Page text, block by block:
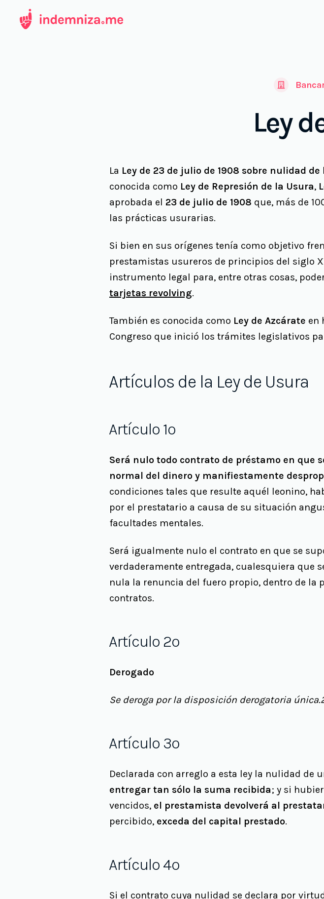
Ley
La Ley de 23 de julio de 1908 sobre nulidad
conocida como Ley de Represión de la Usura,
aprobada el 23 de julio de 1908 que, más de
las prácticas usurarias.
Si bien en sus orígenes tenía como objetivo
prestamistas usureros de principios del siglo
instrumento legal para, entre otras cosas,
tarjetas revolving.
También es conocida como Ley de Azcárate en
Congreso que inició los trámites legislativos
Artículos de la Ley de Usura
Artículo 1º
Será nulo todo contrato de préstamo en
normal del dinero y manifiestamente
condiciones tales que resulte aquél leonino,
por el prestatario a causa de su situación
facultades mentales.
Será igualmente nulo el contrato en que se
verdaderamente entregada, cualesquiera que
nula la renuncia del fuero propio, dentro de la
contratos.
Artículo 2º
Derogado
Se deroga por la disposición derogatoria
Artículo 3º
Declarada con arreglo a esta ley la nulidad de
entregar tan sólo la suma recibida; y si
vencidos, el prestamista devolverá al
percibido, exceda del capital prestado.
Artículo 4º
Si el contrato cuya nulidad se declara por